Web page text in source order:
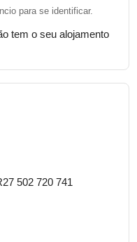
para se identificar.
tem o seu alojamento
502 720 741